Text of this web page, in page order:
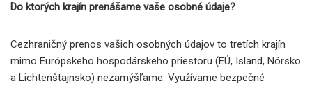
Do ktorých krajín prenášame vaše osobné údaje?
Cezhraničný prenos vašich osobných údajov to tretích krajín
mimo Európskeho hospodárskeho priestoru (EÚ, Island, Nórsko
a Lichtenštajnsko) nezamýšľame. Využívame bezpečné